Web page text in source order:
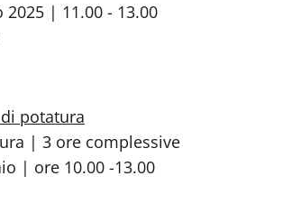
| 11.00 - 13.00
potatura
| 3 ore complessive
| ore 10.00 -13.00